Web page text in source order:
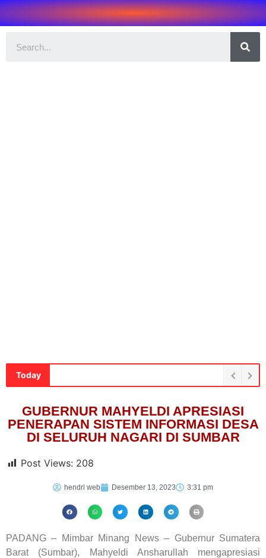
Today
GUBERNUR MAHYELDI APRESIASI
PENERAPAN SISTEM INFORMASI DESA
DI SELURUH NAGARI DI SUMBAR
Post Views: 208
hendri web Desember 13, 2023 3:31 pm
PADANG – Mimbar Minang News – Gubernur Sumatera
Barat (Sumbar), Mahyeldi Ansharullah mengapresiasi